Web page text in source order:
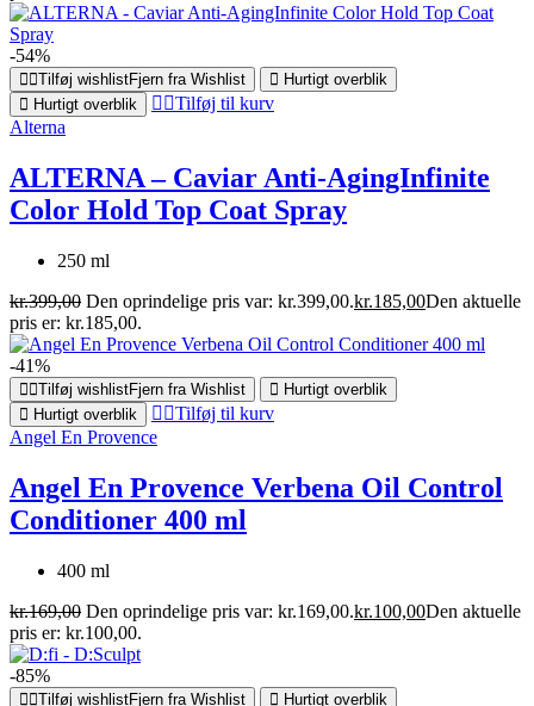
-54%
Tilføj wishlistFjern fra Wishlist
Hurtigt overblik
Hurtigt overblik
Tilføj til kurv
Alterna
ALTERNA – Caviar Anti-AgingInfinite
Color Hold Top Coat Spray
250 ml
kr.399,00 Den oprindelige pris var: kr.399,00.kr.185,00Den aktuelle
pris er: kr.185,00.
-41%
Tilføj wishlistFjern fra Wishlist
Hurtigt overblik
Hurtigt overblik
Tilføj til kurv
Angel En Provence
Angel En Provence Verbena Oil Control
Conditioner 400 ml
400 ml
kr.169,00 Den oprindelige pris var: kr.169,00.kr.100,00Den aktuelle
pris er: kr.100,00.
-85%
Tilføj wishlistFjern fra Wishlist
Hurtigt overblik